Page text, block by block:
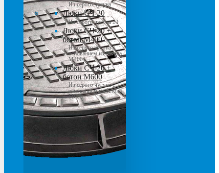
Из серого чугуна
Люки СЧ-20
Из серого чугуна 20
Люки СЧ-20 +
бетон М400
Из серого чугуна с
основанием из бетона
М400
Люки СЧ-20 +
бетон М600
Из серого чугуна с
основанием из бетона
М600